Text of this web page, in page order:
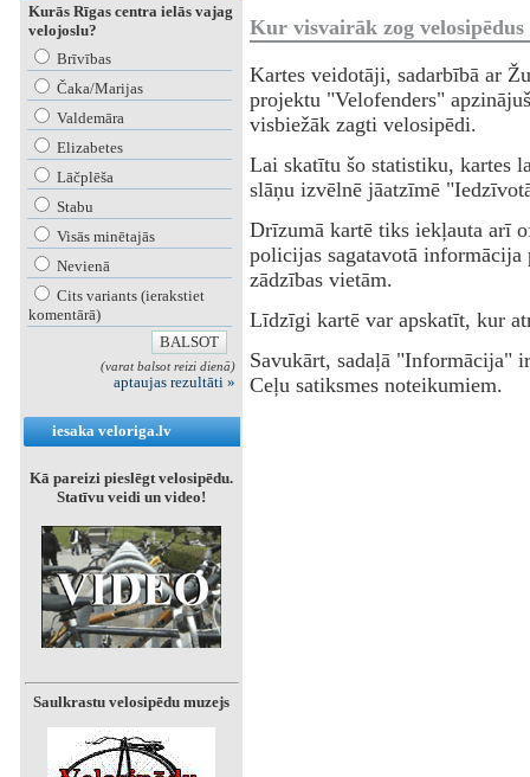
Kurās Rīgas centra ielās vajag
velojoslu?
Brīvības
Čaka/Marijas
Valdemāra
Elizabetes
Lāčplēša
Stabu
Visās minētajās
Nevienā
Cits variants (ierakstiet
komentārā)
(varat balsot reizi dienā)
aptaujas rezultāti »
iesaka veloriga.lv
Kā pareizi pieslēgt velosipēdu.
Statīvu veidi un video!
Saulkrastu velosipēdu muzejs
Kur visvairāk zog velosipēdus
Kartes veidotāji, sadarbībā ar
projektu "Velofenders"
visbiežāk zagti velosipēdi.
Lai skatītu šo statistiku, kartes
slāņu izvēlnē jāatzīmē
Drīzumā kartē tiks iekļauta arī
policijas sagatavotā informācija
zādzības vietām.
Līdzīgi kartē var apskatīt, kur
Savukārt, sadaļā "Informācija"
Ceļu satiksmes noteikumiem.